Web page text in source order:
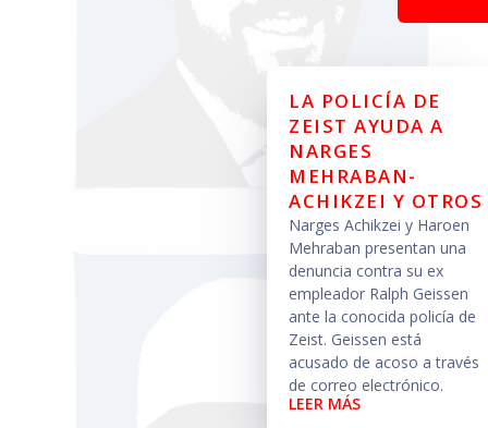
LA POLICÍA DE
ZEIST AYUDA A
NARGES
MEHRABAN-
ACHIKZEI Y OTROS
Narges Achikzei y Haroen
Mehraban presentan una
denuncia contra su ex
empleador Ralph Geissen
ante la conocida policía de
Zeist. Geissen está
acusado de acoso a través
de correo electrónico.
LEER MÁS